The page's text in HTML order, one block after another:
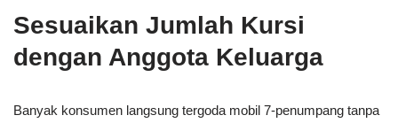
Sesuaikan Jumlah Kursi
dengan Anggota Keluarga
Banyak konsumen langsung tergoda mobil 7-penumpang tanpa